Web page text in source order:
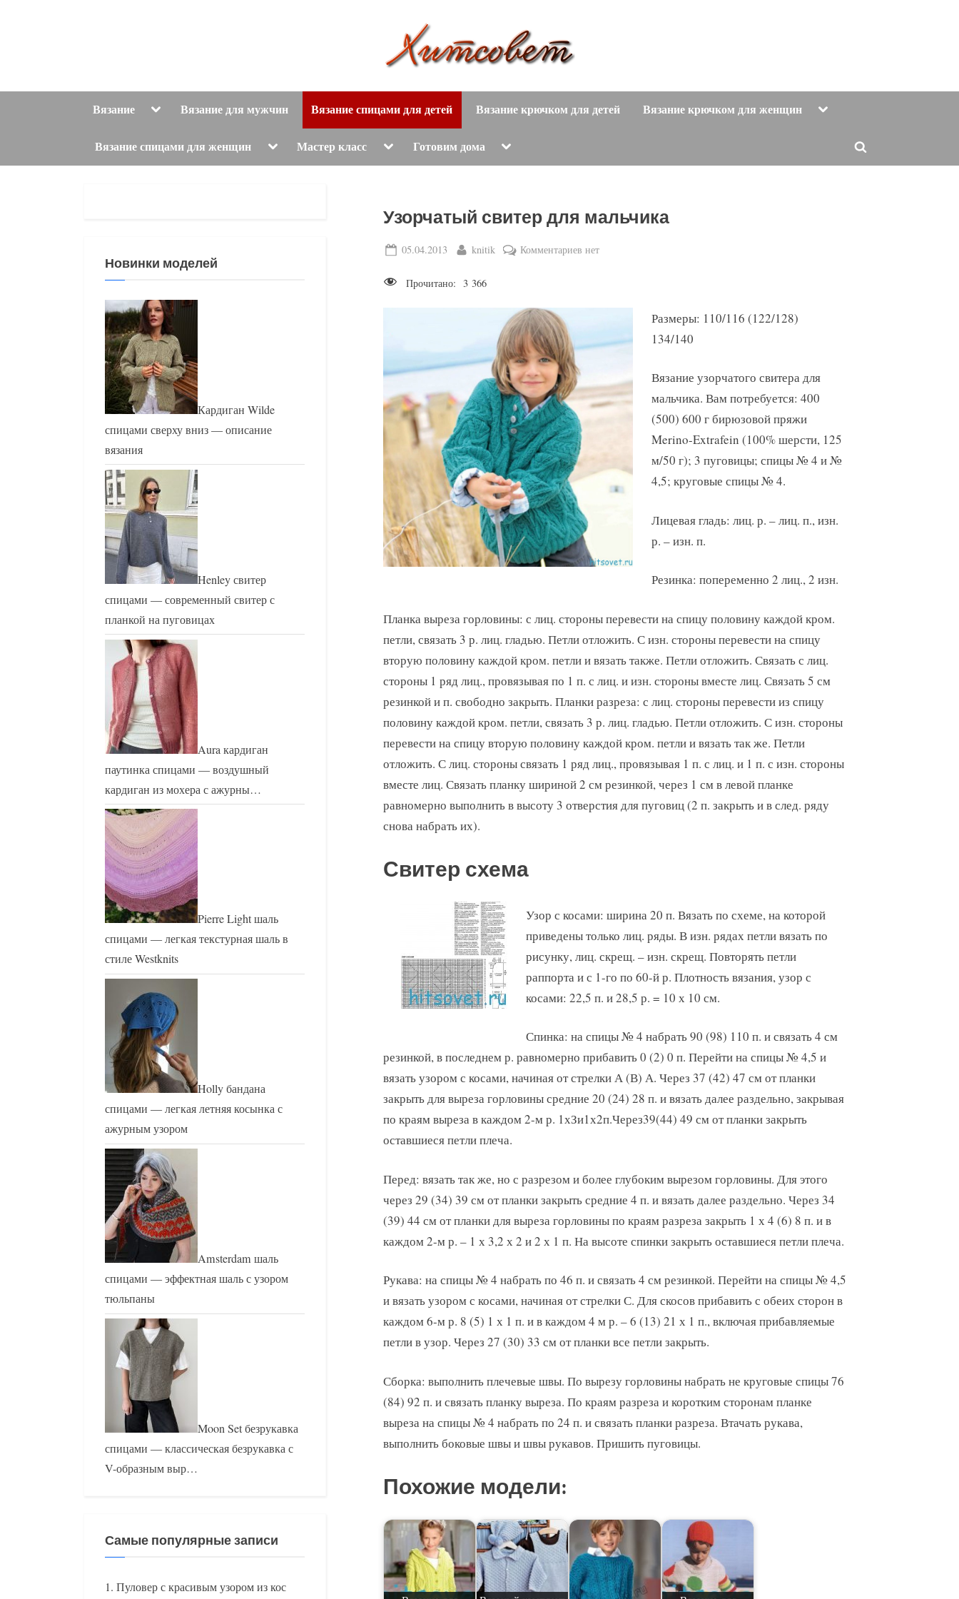
и
т
о
в
е
вязание
с
описанием
и
Вязание ToggleВязание для мужчин Вязание спицами для детей Вязание крючком для детей Вязание крючком для женщин Toggle
Вязание спицами для женщин Toggle
menu
Мастер класс Toggle
menu
Готовим дома Toggle
menu
Toggle
Узорчатый свитер для мальчика
Posted
05.04.2013 By
knitik Комментариев к
мальчика
нет
Прочитано: 3 366
Размеры: 110/116 (122/128)
134/140
Вязание узорчатого свитера для
мальчика. Вам потребуется: 400
(500) 600 г бирюзовой пряжи
Merino-Extrafein (100% шерсти, 125
м/50 г); 3 пуговицы; спицы № 4 и №
4,5; круговые спицы № 4.
Лицевая гладь: лиц. р. – лиц. п., изн.
р. – изн. п.
Резинка: попеременно 2 лиц., 2 изн.
Планка выреза горловины: с лиц. стороны перевести на спицу половину каждой кром.
петли, связать 3 р. лиц. гладью. Петли отложить. С изн. стороны перевести на спицу
вторую половину каждой кром. петли и вязать также. Петли отложить. Связать с лиц.
стороны 1 ряд лиц., провязывая по 1 п. с лиц. и изн. стороны вместе лиц. Связать 5 см
резинкой и п. свободно закрыть. Планки разреза: с лиц. стороны перевести из спицу
половину каждой кром. петли, связать 3 р. лиц. гладью. Петли отложить. С изн. стороны
перевести на спицу вторую половину каждой кром. петли и вязать так же. Петли
отложить. С лиц. стороны связать 1 ряд лиц., провязывая 1 п. с лиц. и 1 п. с изн. стороны
вместе лиц. Связать планку шириной 2 см резинкой, через 1 см в левой планке
равномерно выполнить в высоту 3 отверстия для пуговиц (2 п. закрыть и в след. ряду
снова набрать их).
Свитер схема
Узор с косами: ширина 20 п. Вязать по схеме, на которой
приведены только лиц. ряды. В изн. рядах петли вязать по
рисунку, лиц. скрещ. – изн. скрещ. Повторять петли
раппорта и с 1-го по 60-й р. Плотность вязания, узор с
косами: 22,5 п. и 28,5 р. = 10 х 10 см.
Спинка: на спицы № 4 набрать 90 (98) 110 п. и связать 4 см
резинкой, в последнем р. равномерно прибавить 0 (2) 0 п. Перейти на спицы № 4,5 и
вязать узором с косами, начиная от стрелки А (В) А. Через 37 (42) 47 см от планки
закрыть для выреза горловины средние 20 (24) 28 п. и вязать далее раздельно, закрывая
по краям выреза в каждом 2-м р. 1хЗи1х2п.Через39(44) 49 см от планки закрыть
оставшиеся петли плеча.
Перед: вязать так же, но с разрезом и более глубоким вырезом горловины. Для этого
через 29 (34) 39 см от планки закрыть средние 4 п. и вязать далее раздельно. Через 34
(39) 44 см от планки для выреза горловины по краям разреза закрыть 1 х 4 (6) 8 п. и в
каждом 2-м р. – 1 х 3,2 х 2 и 2 х 1 п. На высоте спинки закрыть оставшиеся петли плеча.
Рукава: на спицы № 4 набрать по 46 п. и связать 4 см резинкой. Перейти на спицы № 4,5
и вязать узором с косами, начиная от стрелки С. Для скосов прибавить с обеих сторон в
каждом 6-м р. 8 (5) 1 х 1 п. и в каждом 4 м р. – 6 (13) 21 х 1 п., включая прибавляемые
петли в узор. Через 27 (30) 33 см от планки все петли закрыть.
Сборка: выполнить плечевые швы. По вырезу горловины набрать не круговые спицы 76
(84) 92 п. и связать планку выреза. По краям разреза и коротким сторонам планке
выреза на спицы № 4 набрать по 24 п. и связать планки разреза. Втачать рукава,
выполнить боковые швы и швы рукавов. Пришить пуговицы.
Похожие модели:
Новинки моделей
Кардиган Wilde
спицами сверху вниз — описание
вязания
Henley свитер
спицами — современный свитер с
планкой на пуговицах
Aura кардиган
паутинка спицами — воздушный
кардиган из мохера с ажурны…
Pierre Light шаль
спицами — легкая текстурная шаль в
стиле Westknits
Holly бандана
спицами — легкая летняя косынка с
ажурным узором
Amsterdam шаль
спицами — эффектная шаль с узором
тюльпаны
Moon Set безрукавка
спицами — классическая безрукавка с
V-образным выр…
Самые популярные записи
Пуловер с красивым узором из кос